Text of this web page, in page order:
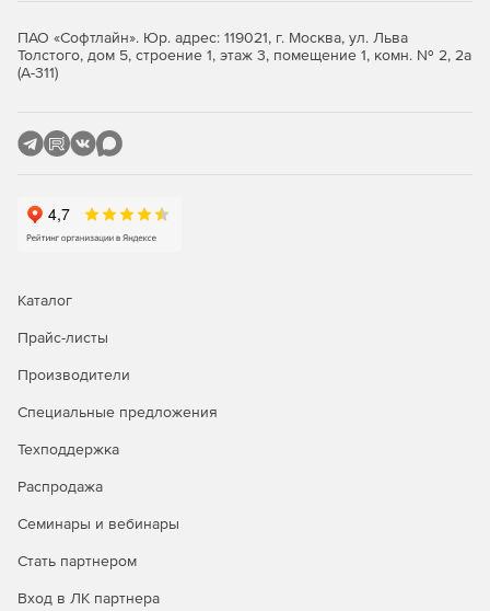
Большое число программ стороннего программного
Как выбрать Astra Linux?
Операционная система Astra Linux Special Edition доступна
Редакция «ОРЕЛ» - обычный уровень защищенности.
Продукт является доступным техническим вариантом для
ПАО «Софтлайн». Юр. адрес: 119021, г. Москва, ул. Льва
Толстого, дом 5, строение 1, этаж 3, помещение 1, комн. № 2, 2а
(А-311)
Каталог
Прайс-листы
Производители
Специальные предложения
Техподдержка
Распродажа
Семинары и вебинары
Стать партнером
Вход в ЛК партнера